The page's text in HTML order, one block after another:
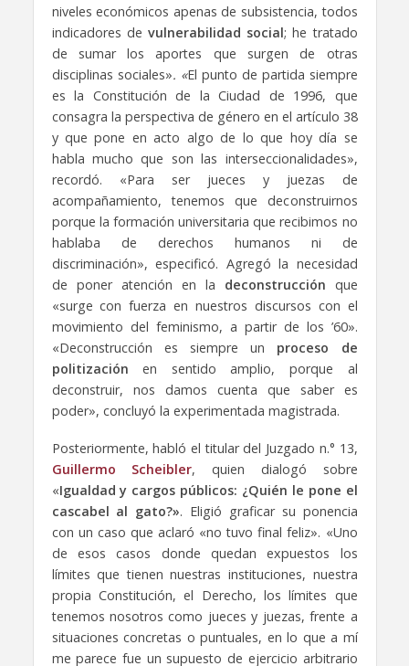
niveles económicos apenas de subsistencia, todos
indicadores de vulnerabilidad social; he tratado
de sumar los aportes que surgen de otras
disciplinas sociales». «El punto de partida siempre
es la Constitución de la Ciudad de 1996, que
consagra la perspectiva de género en el artículo 38
y que pone en acto algo de lo que hoy día se
habla mucho que son las interseccionalidades»,
recordó. «Para ser jueces y juezas de
acompañamiento, tenemos que deconstruirnos
porque la formación universitaria que recibimos no
hablaba de derechos humanos ni de
discriminación», especificó. Agregó la necesidad
de poner atención en la deconstrucción que
«surge con fuerza en nuestros discursos con el
movimiento del feminismo, a partir de los ’60».
«Deconstrucción es siempre un proceso de
politización en sentido amplio, porque al
deconstruir, nos damos cuenta que saber es
poder», concluyó la experimentada magistrada.
Posteriormente, habló el titular del Juzgado n.° 13,
Guillermo Scheibler, quien dialogó sobre
«Igualdad y cargos públicos: ¿Quién le pone el
cascabel al gato?». Eligió graficar su ponencia
con un caso que aclaró «no tuvo final feliz». «Uno
de esos casos donde quedan expuestos los
límites que tienen nuestras instituciones, nuestra
propia Constitución, el Derecho, los límites que
tenemos nosotros como jueces y juezas, frente a
situaciones concretas o puntuales, en lo que a mí
me parece fue un supuesto de ejercicio arbitrario